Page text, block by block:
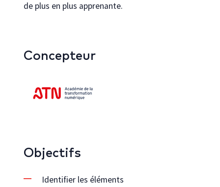
de plus en plus apprenante.
Concepteur
Objectifs
Identifier les éléments